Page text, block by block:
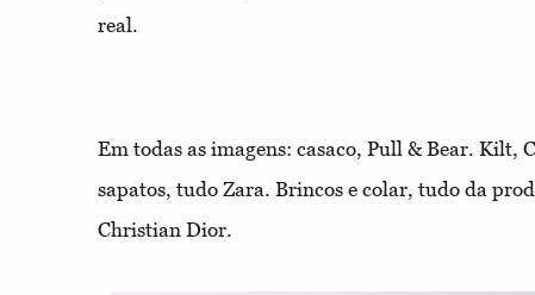
real.
Em todas as imagens: casaco, Pull & Bear. Kilt,
sapatos, tudo Zara. Brincos e colar, tudo da
Christian Dior.